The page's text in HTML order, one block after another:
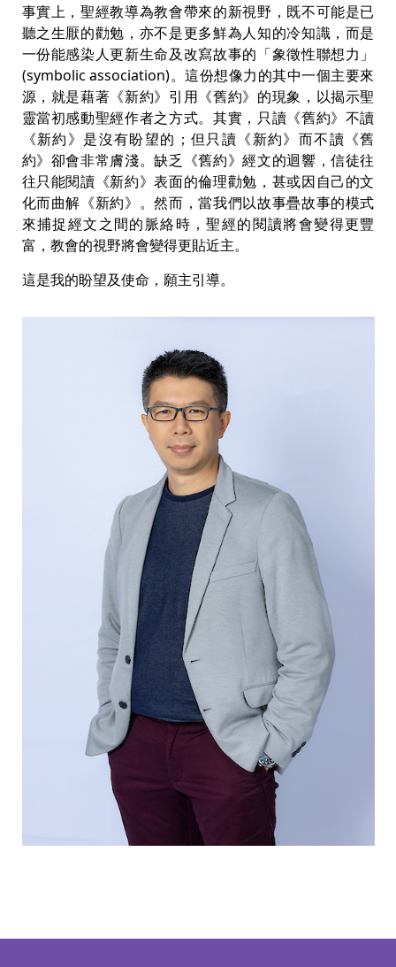
事實上，聖經教導為教會帶來的新視野，既不可能是已
聽之生厭的勸勉，亦不是更多鮮為人知的冷知識，而是
一份能感染人更新生命及改寫故事的「象徵性聯想力」
(symbolic association)。這份想像力的其中一個主要來
源，就是藉著《新約》引用《舊約》的現象，以揭示聖
靈當初感動聖經作者之方式。其實，只讀《舊約》不讀
《新約》是沒有盼望的；但只讀《新約》而不讀《舊
約》卻會非常膚淺。缺乏《舊約》經文的迴響，信徒往
往只能閱讀《新約》表面的倫理勸勉，甚或因自己的文
化而曲解《新約》。然而，當我們以故事疊故事的模式
來捕捉經文之間的脈絡時，聖經的閱讀將會變得更豐
富，教會的視野將會變得更貼近主。
這是我的盼望及使命，願主引導。